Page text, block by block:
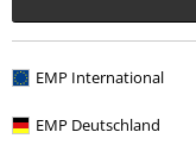
EMP International
EMP Deutschland
RRP
43,99 €